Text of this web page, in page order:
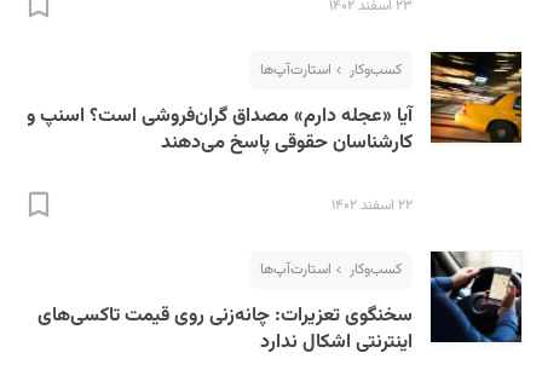
۲۳ اسفند ۱۴۰۲
کسب‌و‌کار استارت‌آپ‌ها
آیا «عجله دارم» مصداق گران‌فروشی است؟ اسنپ و
کارشناسان حقوقی پاسخ می‌دهند
۲۲ اسفند ۱۴۰۲
کسب‌و‌کار استارت‌آپ‌ها
سخنگوی تعزیرات: چانه‌زنی روی قیمت تاکسی‌های
اینترنتی اشکال ندارد